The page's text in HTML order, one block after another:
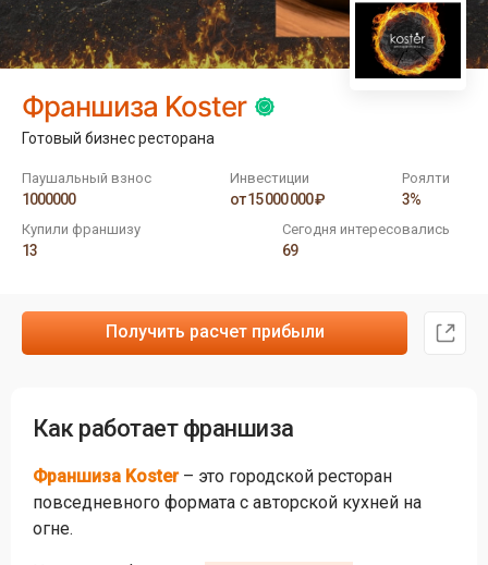
Франшиза Koster
Готовый бизнес ресторана
Паушальный взнос
1000000
Инвестиции
от 15 000 000 ₽
Роялти
3%
Купили франшизу
13
Сегодня интересовались
69
Получить расчет прибыли
Как работает франшиза
Франшиза Koster– это городской ресторан
повседневного формата с авторской кухней на
огне.